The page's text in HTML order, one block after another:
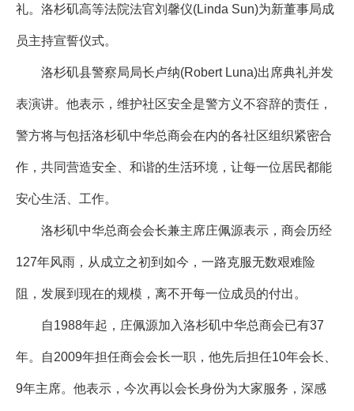
礼。洛杉矶高等法院法官刘馨仪(Linda Sun)为新董事局成
员主持宣誓仪式。
洛杉矶县警察局局长卢纳(Robert Luna)出席典礼并发
表演讲。他表示，维护社区安全是警方义不容辞的责任，
警方将与包括洛杉矶中华总商会在内的各社区组织紧密合
作，共同营造安全、和谐的生活环境，让每一位居民都能
安心生活、工作。
洛杉矶中华总商会会长兼主席庄佩源表示，商会历经
127年风雨，从成立之初到如今，一路克服无数艰难险
阻，发展到现在的规模，离不开每一位成员的付出。
自1988年起，庄佩源加入洛杉矶中华总商会已有37
年。自2009年担任商会会长一职，他先后担任10年会长、
9年主席。他表示，今次再以会长身份为大家服务，深感